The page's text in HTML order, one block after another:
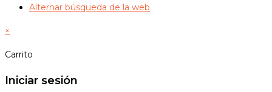
Alternar búsqueda de la web
×
Carrito
Iniciar sesión